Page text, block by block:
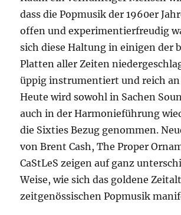
dass die Popmusik der 1960er
offen und experimentierfreudig
sich diese Haltung in einigen der
Platten aller Zeiten
üppig instrumentiert und reich
Heute wird sowohl in Sachen
auch in der Harmonieführung
die Sixties Bezug genommen.
von Brent Cash, The Proper
CaStLeS zeigen auf ganz
Weise, wie sich das goldene
zeitgenössischen Popmusik